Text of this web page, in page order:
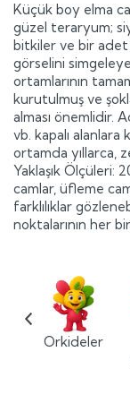
Küçük boy elma
güzel teraryum;
bitkiler ve bir adet
görselini
ortamlarının
kurutulmuş ve
alması önemlidir.
vb. kapalı
ortamda yıllarca,
Yaklaşık Ölçüleri:
camlar, üfleme
farklılıklar
noktalarının her
Orkideler